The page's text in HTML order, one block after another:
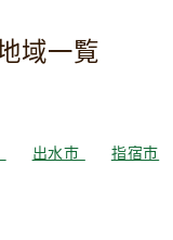
域一覧
出水市
指宿市